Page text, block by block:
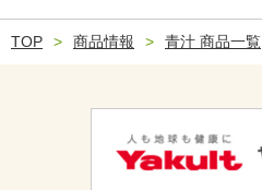
TOP 商品情報 青汁 商品一覧